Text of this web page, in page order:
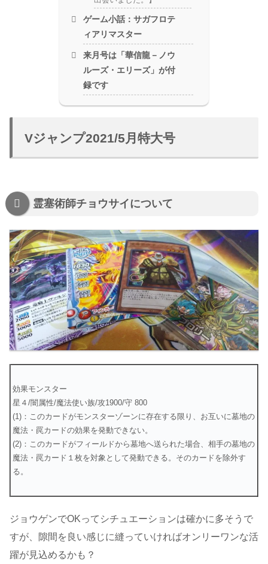
ゲーム小話：サガフロテ
ィアリマスター
来月号は「華信龍－ノウ
ルーズ・エリーズ」が付
録です
Vジャンプ2021/5月特大号
霊塞術師チョウサイについて
効果モンスター
星４/闇属性/魔法使い族/攻1900/守 800
(1)：このカードがモンスターゾーンに存在する限り、お互いに墓地の
魔法・罠カードの効果を発動できない。
(2)：このカードがフィールドから墓地へ送られた場合、相手の墓地の
魔法・罠カード１枚を対象として発動できる。そのカードを除外す
る。
ジョウゲンでOKってシチュエーションは確かに多そうで
すが、隙間を良い感じに縫っていければオンリーワンな活
躍が見込めるかも？